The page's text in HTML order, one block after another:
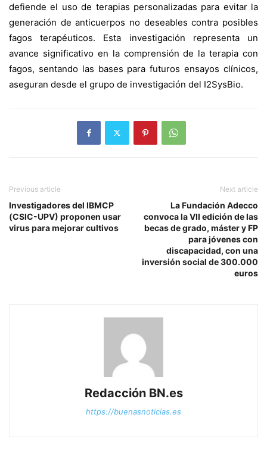
defiende el uso de terapias personalizadas para evitar la
generación de anticuerpos no deseables contra posibles
fagos terapéuticos. Esta investigación representa un
avance significativo en la comprensión de la terapia con
fagos, sentando las bases para futuros ensayos clínicos,
aseguran desde el grupo de investigación del I2SysBio.
Previous article
Investigadores del IBMCP
(CSIC-UPV) proponen usar
virus para mejorar cultivos
Next article
La Fundación Adecco
convoca la VII edición de las
becas de grado, máster y FP
para jóvenes con
discapacidad, con una
inversión social de 300.000
euros
Redacción BN.es
https://buenasnoticias.es